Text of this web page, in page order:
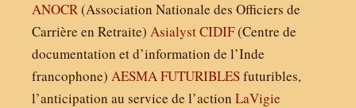
ANOCR(Association Nationale des Officiers de
Carrière en Retraite) AsialystCIDIF(Centre de
documentation et d’information de l’Inde
francophone) AESMAFUTURIBLESfuturibles,
l’anticipation au service de l’action LaVigie